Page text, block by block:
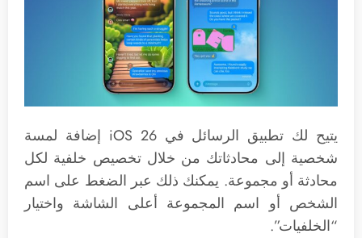
يتيح لك تطبيق الرسائل في iOS 26 إضافة لمسة
شخصية إلى محادثاتك من خلال تخصيص خلفية لكل
محادثة أو مجموعة. يمكنك ذلك عبر الضغط على اسم
الشخص أو اسم المجموعة أعلى الشاشة واختيار
“الخلفيات”.